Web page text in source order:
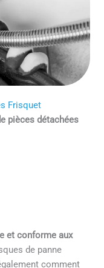
Frisquet
pièces détachées
et conforme aux
de panne
comment